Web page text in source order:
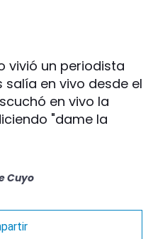
vivió un periodista
en vivo desde el
en vivo la
"dame la
Cuyo